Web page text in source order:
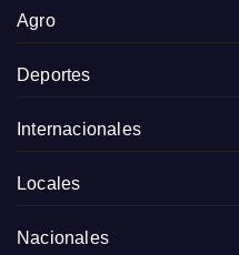
Agro
Deportes
Internacionales
Locales
Nacionales